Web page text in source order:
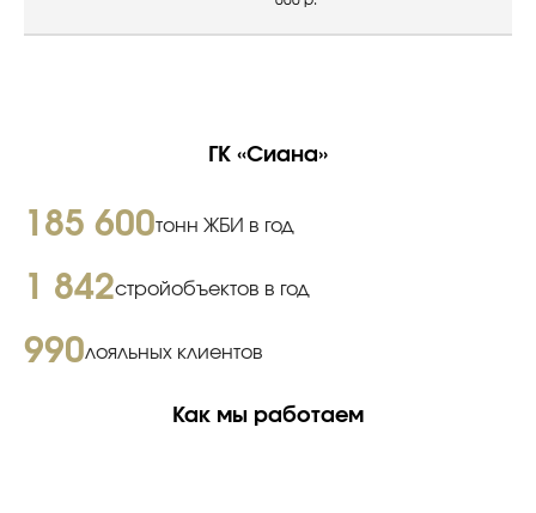
ГК «Сиана»
185 600тонн ЖБИ в год
1 842стройобъектов в год
990лояльных клиентов
Как мы работаем